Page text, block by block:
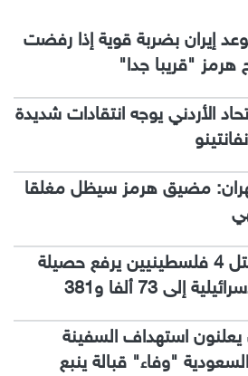
إيران بضربة قوية إذا رفضت
هرمز "قريبا جدا"
الأردني يوجه انتقادات شديدة
مضيق هرمز سيظل مغلقا
غزة.. مقتل 4 فلسطينيين يرفع حصيلة
إلى 73 ألفا و381
يعلنون استهداف السفينة
"وفاء" قبالة ينبع